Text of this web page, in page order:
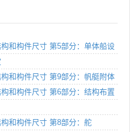
和构件尺寸 第5部分：单体船设
和构件尺寸 第9部分：帆艇附体
和构件尺寸 第6部分：结构布置
和构件尺寸 第8部分：舵